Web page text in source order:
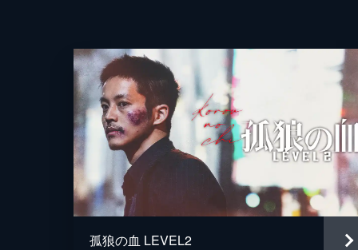
孤狼の血 LEVEL2